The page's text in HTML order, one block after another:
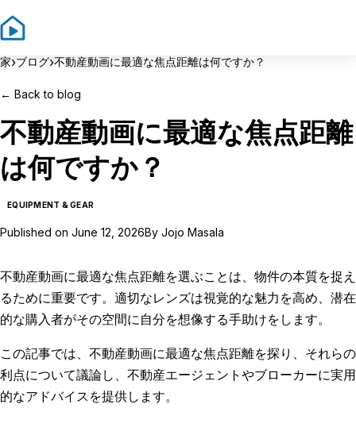
家›ブログ›不動産動画に最適な焦点距離は何ですか？
← Back to blog
不動産動画に最適な焦点距離
は何ですか？
EQUIPMENT & GEAR
Published on June 12, 2026By Jojo Masala
不動産動画に最適な焦点距離を選ぶことは、物件の本質を捉え
るために重要です。適切なレンズは視覚的な魅力を高め、潜在
的な購入者がその空間に自分を想像する手助けをします。
この記事では、不動産動画に最適な焦点距離を探り、それらの
利点について議論し、不動産エージェントやブローカーに実用
的なアドバイスを提供します。